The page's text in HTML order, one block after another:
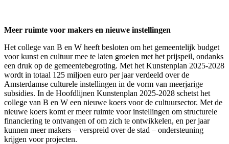
Meer ruimte voor makers en nieuwe instellingen
Het college van B en W heeft besloten om het gemeentelijk budget
voor kunst en cultuur mee te laten groeien met het prijspeil, ondanks
een druk op de gemeentebegroting. Met het Kunstenplan 2025-2028
wordt in totaal 125 miljoen euro per jaar verdeeld over de
Amsterdamse culturele instellingen in de vorm van meerjarige
subsidies. In de Hoofdlijnen Kunstenplan 2025-2028 schetst het
college van B en W een nieuwe koers voor de cultuursector. Met de
nieuwe koers komt er meer ruimte voor instellingen om structurele
financiering te ontvangen of om zich te ontwikkelen, en per jaar
kunnen meer makers – verspreid over de stad – ondersteuning
krijgen voor projecten.